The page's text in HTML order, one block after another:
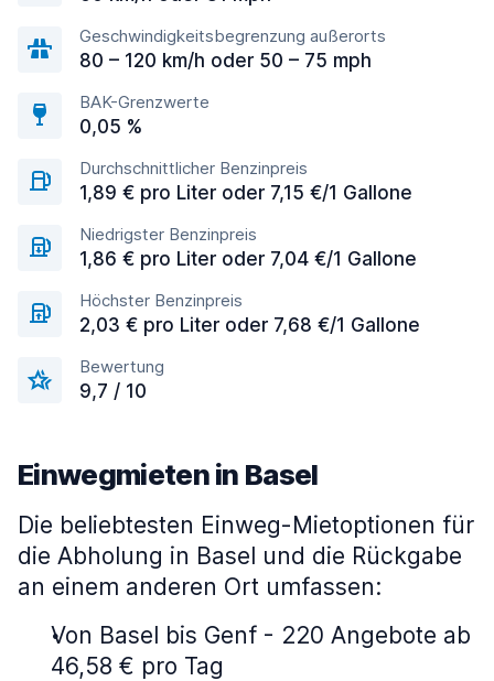
Geschwindigkeitsbegrenzung außerorts
80 – 120 km/h oder 50 – 75 mph
BAK-Grenzwerte
0,05 %
Durchschnittlicher Benzinpreis
1,89 € pro Liter oder 7,15 €/1 Gallone
Niedrigster Benzinpreis
1,86 € pro Liter oder 7,04 €/1 Gallone
Höchster Benzinpreis
2,03 € pro Liter oder 7,68 €/1 Gallone
Bewertung
9,7 / 10
Einwegmieten in Basel
Die beliebtesten Einweg-Mietoptionen für
die Abholung in Basel und die Rückgabe
an einem anderen Ort umfassen:
Von Basel bis Genf - 220 Angebote ab
46,58 € pro Tag